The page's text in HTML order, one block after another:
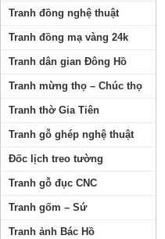
Tranh đồng nghệ thuật
Tranh đồng mạ vàng 24k
Tranh dân gian Đông Hồ
Tranh mừng thọ – Chúc thọ
Tranh thờ Gia Tiên
Tranh gỗ ghép nghệ thuật
Đốc lịch treo tường
Tranh gỗ đục CNC
Tranh gốm – Sứ
Tranh ảnh Bác Hồ